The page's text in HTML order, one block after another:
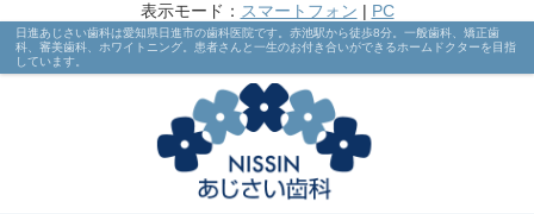
表示モード： スマートフォン | PC
日進あじさい歯科は愛知県日進市の歯科医院です。赤池駅から徒歩8分。一般歯科、矯正歯
科、審美歯科、ホワイトニング。患者さんと一生のお付き合いができるホームドクターを目指
しています。